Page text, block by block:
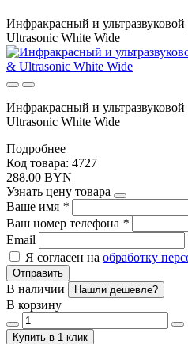
Инфракрасный и
Ultrasonic White Wide
Инфракрасный и
Ultrasonic White Wide
Подробнее
Код товара: 4727
288.00 BYN
Узнать цену товара
Ваше имя *
Ваш номер телефона *
Email
Я согласен на обработку
Отправить
В наличии Нашли дешевле?
В корзину
Купить в 1 клик